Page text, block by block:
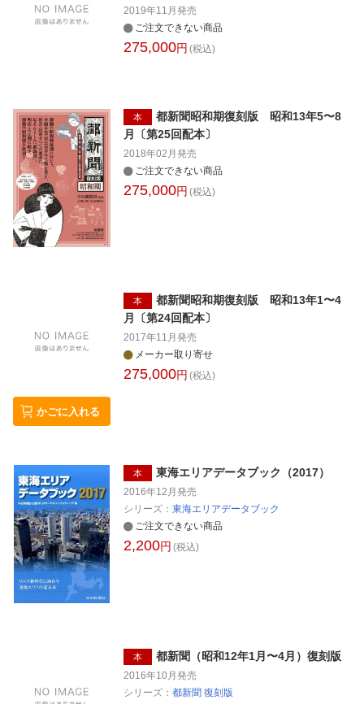
2019年11月 発売
ご注文できない商品
275,000円 (税込)
本
都新聞昭和期復刻版 昭和13年5〜8
月〔第25回配本〕
2018年02月 発売
ご注文できない商品
275,000円 (税込)
かごに入れる
本
都新聞昭和期復刻版 昭和13年1〜4
月〔第24回配本〕
2017年11月 発売
メーカー取り寄せ
275,000円 (税込)
本 東海エリアデータブック（2017）
2016年12月 発売
シリーズ： 東海エリアデータブック
ご注文できない商品
2,200円 (税込)
本 都新聞（昭和12年1月〜4月）復刻版
2016年10月 発売
シリーズ： 都新聞 復刻版